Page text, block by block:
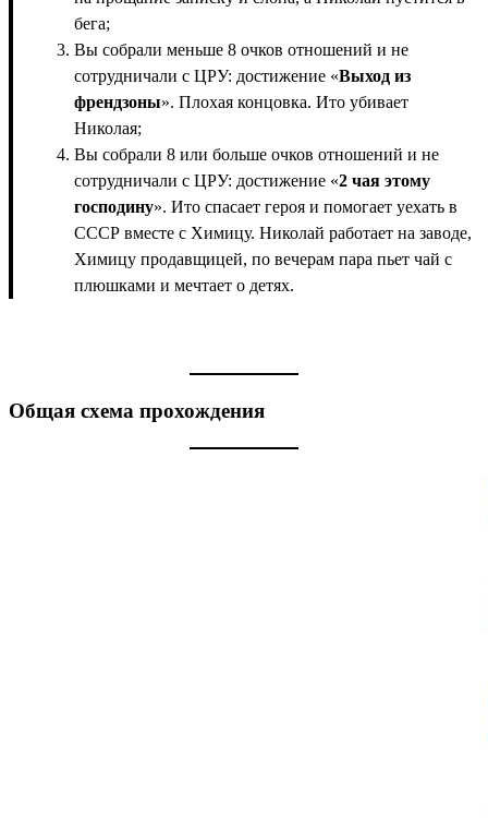
бега;
Вы собрали меньше 8 очков отношений и не
сотрудничали с ЦРУ: достижение «Выход из
френдзоны». Плохая концовка. Ито убивает
Николая;
Вы собрали 8 или больше очков отношений и не
сотрудничали с ЦРУ: достижение «2 чая этому
господину». Ито спасает героя и помогает уехать в
СССР вместе с Химицу. Николай работает на заводе,
Химицу продавщицей, по вечерам пара пьет чай с
плюшками и мечтает о детях.
Общая схема прохождения